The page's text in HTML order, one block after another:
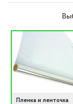
Пленка и ленточка